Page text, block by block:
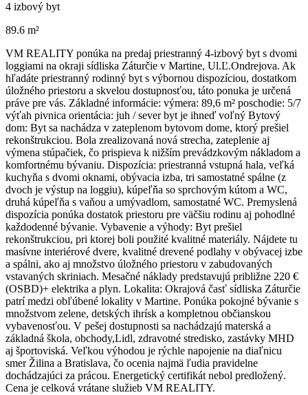
4 izbový byt
89.6 m²
VM REALITY ponúka na predaj priestranný 4-izbový byt s dvomi
loggiami na okraji sídliska Záturčie v Martine, Ul.Ľ.Ondrejova. Ak
hľadáte priestranný rodinný byt s výbornou dispozíciou, dostatkom
úložného priestoru a skvelou dostupnosťou, táto ponuka je určená
práve pre vás. Základné informácie: výmera: 89,6 m² poschodie: 5/7
výťah pivnica orientácia: juh / sever byt je ihneď voľný Bytový
dom: Byt sa nachádza v zateplenom bytovom dome, ktorý prešiel
rekonštrukciou. Bola zrealizovaná nová strecha, zateplenie aj
výmena stúpačiek, čo prispieva k nižším prevádzkovým nákladom a
komfortnému bývaniu. Dispozícia: priestranná vstupná hala, veľká
kuchyňa s dvomi oknami, obývacia izba, tri samostatné spálne (z
dvoch je výstup na loggiu), kúpeľňa so sprchovým kútom a WC,
druhá kúpeľňa s vaňou a umývadlom, samostatné WC. Premyslená
dispozícia ponúka dostatok priestoru pre väčšiu rodinu aj pohodlné
každodenné bývanie. Vybavenie a výhody: Byt prešiel
rekonštrukciou, pri ktorej boli použité kvalitné materiály. Nájdete tu
masívne interiérové dvere, kvalitné drevené podlahy v obývacej izbe
a spálni, ako aj množstvo úložného priestoru v zabudovaných
vstavaných skriniach. Mesačné náklady predstavujú približne 220 €
(OSBD)+ elektrika a plyn. Lokalita: Okrajová časť sídliska Záturčie
patrí medzi obľúbené lokality v Martine. Ponúka pokojné bývanie s
množstvom zelene, detských ihrísk a kompletnou občianskou
vybavenosťou. V pešej dostupnosti sa nachádzajú materská a
základná škola, obchody,Lidl, zdravotné stredisko, zastávky MHD
aj športoviská. Veľkou výhodou je rýchle napojenie na diaľnicu
smer Žilina a Bratislava, čo ocenia najmä ľudia pravidelne
dochádzajúci za prácou. Energetický certifikát nebol predložený.
Cena je celková vrátane služieb VM REALITY.